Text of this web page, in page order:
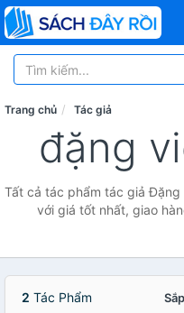
Trang chủ Tác giả
đặng
Tất cả tác phẩm tác giả Đặng
với giá tốt nhất, giao
2 Tác Phẩm